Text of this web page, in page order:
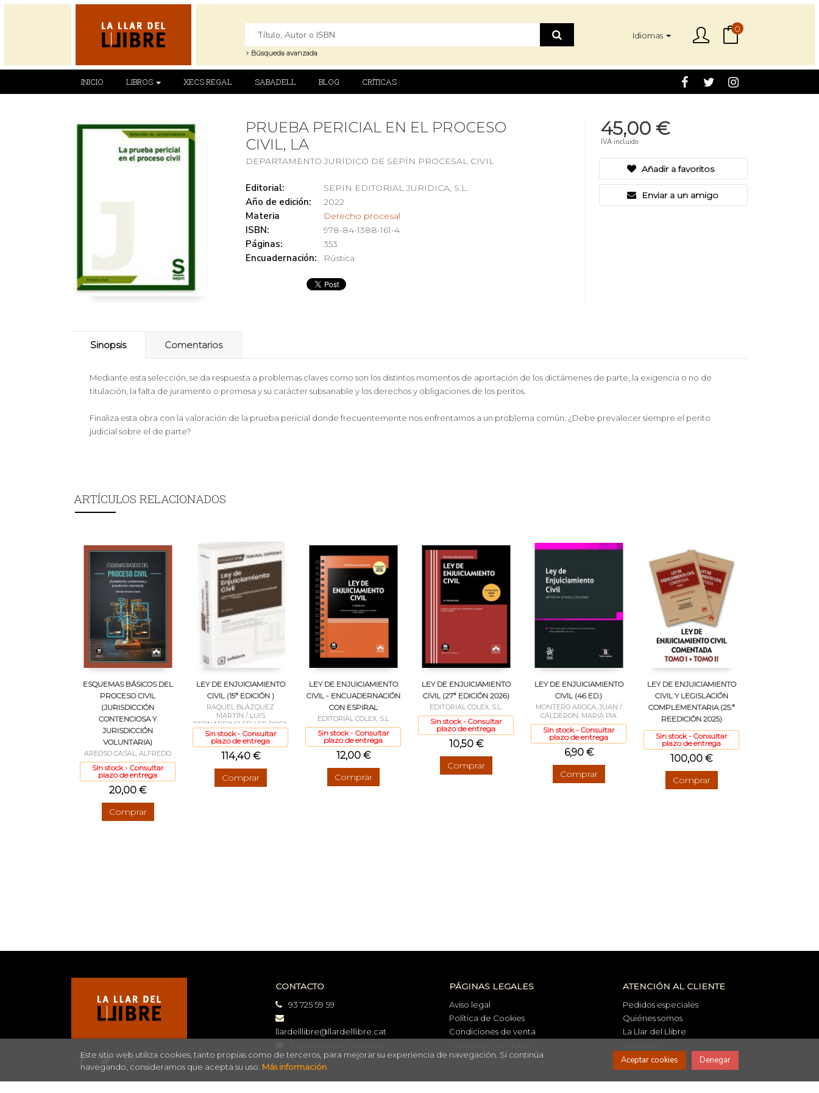
Búsqueda avanzada
Idiomas
0
INICIO LIBROS XECS REGAL SABADELL BLOG CRÍTICAS
PRUEBA PERICIAL EN EL PROCESO
CIVIL, LA
DEPARTAMENTO JURÍDICO DE SEPÍN PROCESAL CIVIL
Editorial: SEPIN EDITORIAL JURIDICA, S.L.
Año de edición: 2022
Materia Derecho procesal
ISBN: 978-84-1388-161-4
Páginas: 353
Encuadernación: Rústica
45,00 €
IVA incluido
Añadir a favoritos
Enviar a un amigo
Sinopsis Comentarios
Mediante esta selección, se da respuesta a problemas claves como son los distintos momentos de aportación de los dictámenes de parte, la exigencia o no de
titulación, la falta de juramento o promesa y su carácter subsanable y los derechos y obligaciones de los peritos.
Finaliza esta obra con la valoración de la prueba pericial donde frecuentemente nos enfrentamos a un problema común: ¿Debe prevalecer siempre el perito
judicial sobre el de parte?
ARTÍCULOS RELACIONADOS
ESQUEMAS BÁSICOS DEL
PROCESO CIVIL
(JURISDICCIÓN
CONTENCIOSA Y
JURISDICCIÓN
VOLUNTARIA)
AREOSO CASAL, ALFREDO
Sin stock - Consultar
plazo de entrega
20,00 €
Comprar
LEY DE ENJUICIAMIENTO
CIVIL (15ª EDICIÓN )
RAQUEL BLÁZQUEZ
MARTÍN / LUIS
BERNARDINO SELLER ROCA
DE TOGORES
Sin stock - Consultar
plazo de entrega
114,40 €
Comprar
LEY DE ENJUICIAMIENTO
CIVIL - ENCUADERNACIÓN
CON ESPIRAL
EDITORIAL COLEX, S.L
Sin stock - Consultar
plazo de entrega
12,00 €
Comprar
LEY DE ENJUICIAMIENTO
CIVIL (27ª EDICIÓN 2026)
EDITORIAL COLEX, S.L.
Sin stock - Consultar
plazo de entrega
10,50 €
Comprar
LEY DE ENJUICIAMIENTO
CIVIL (46 ED.)
MONTERO AROCA, JUAN /
CALDERON, MARIA PIA
Sin stock - Consultar
plazo de entrega
6,90 €
Comprar
LEY DE ENJUICIAMIENTO
CIVIL Y LEGISLACIÓN
COMPLEMENTARIA (25.ª
REEDICIÓN 2025)
Sin stock - Consultar
plazo de entrega
100,00 €
Comprar
CONTACTO
93 725 59 59
llardelllibre@llardelllibre.cat
PÁGINAS LEGALES
Aviso legal
Política de Cookies
Condiciones de venta
ATENCIÓN AL CLIENTE
Pedidos especiales
Quiénes somos
La Llar del Llibre
Este sitio web utiliza cookies, tanto propias como de terceros, para mejorar su experiencia de navegación. Si continúa
navegando, consideramos que acepta su uso. Más información
Aceptar cookies Denegar